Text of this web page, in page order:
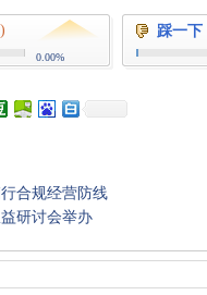
0.00%
踩一下
合规经营防线
研讨会举办